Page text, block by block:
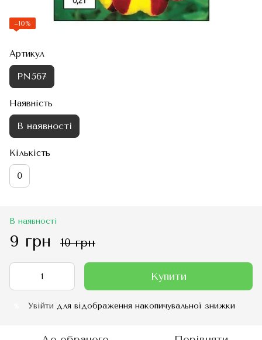
−10%
Артикул
PN567
Наявність
В наявності
Кількість
0
В наявності
9 грн 10 грн
Купити
Увійти для відображення накопичувальної знижки